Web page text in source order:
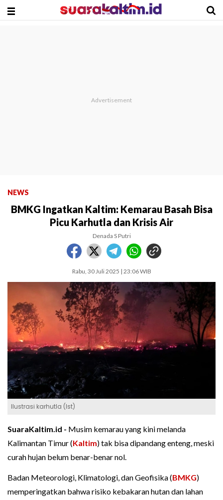
NEWS
BMKG Ingatkan Kaltim: Kemarau Basah Bisa
Picu Karhutla dan Krisis Air
Denada S Putri
Rabu, 30 Juli 2025 | 23:06 WIB
Ilustrasi karhutla (Ist)
SuaraKaltim.id - Musim kemarau yang kini melanda
Kalimantan Timur (Kaltim) tak bisa dipandang enteng, meski
curah hujan belum benar-benar nol.
Badan Meteorologi, Klimatologi, dan Geofisika (BMKG)
memperingatkan bahwa risiko kebakaran hutan dan lahan